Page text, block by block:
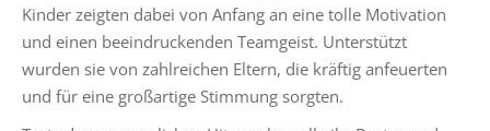
Kinder zeigten dabei von Anfang an eine tolle Motivation
und einen beeindruckenden Teamgeist. Unterstützt
wurden sie von zahlreichen Eltern, die kräftig anfeuerten
und für eine großartige Stimmung sorgten.